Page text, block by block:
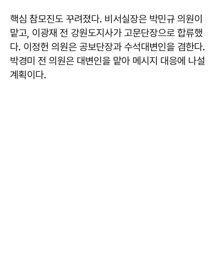
핵심 참모진도 꾸려졌다. 비서실장은 박민규 의원이
맡고, 이광재 전 강원도지사가 고문단장으로 합류했
다. 이정헌 의원은 공보단장과 수석대변인을 겸한다.
박경미 전 의원은 대변인을 맡아 메시지 대응에 나설
계획이다.